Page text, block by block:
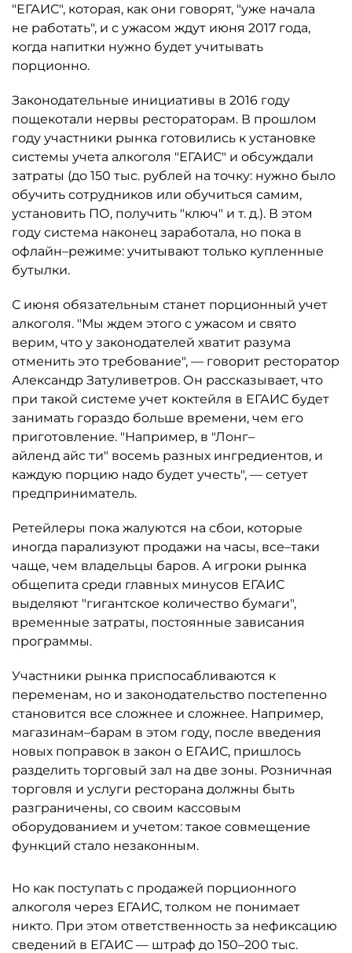
"ЕГАИС", которая, как они говорят, "уже начала
не работать", и с ужасом ждут июня 2017 года,
когда напитки нужно будет учитывать
порционно.
Законодательные инициативы в 2016 году
пощекотали нервы рестораторам. В прошлом
году участники рынка готовились к установке
системы учета алкоголя "ЕГАИС" и обсуждали
затраты (до 150 тыс. рублей на точку: нужно было
обучить сотрудников или обучиться самим,
установить ПО, получить "ключ" и т. д.). В этом
году система наконец заработала, но пока в
офлайн–режиме: учитывают только купленные
бутылки.
С июня обязательным станет порционный учет
алкоголя. "Мы ждем этого с ужасом и свято
верим, что у законодателей хватит разума
отменить это требование", — говорит ресторатор
Александр Затуливетров. Он рассказывает, что
при такой системе учет коктейля в ЕГАИС будет
занимать гораздо больше времени, чем его
приготовление. "Например, в "Лонг–
айленд айс ти" восемь разных ингредиентов, и
каждую порцию надо будет учесть", — сетует
предприниматель.
Ретейлеры пока жалуются на сбои, которые
иногда парализуют продажи на часы, все–таки
чаще, чем владельцы баров. А игроки рынка
общепита среди главных минусов ЕГАИС
выделяют "гигантское количество бумаги",
временные затраты, постоянные зависания
программы.
Участники рынка приспосабливаются к
переменам, но и законодательство постепенно
становится все сложнее и сложнее. Например,
магазинам–барам в этом году, после введения
новых поправок в закон о ЕГАИС, пришлось
разделить торговый зал на две зоны. Розничная
торговля и услуги ресторана должны быть
разграничены, со своим кассовым
оборудованием и учетом: такое совмещение
функций стало незаконным.
Но как поступать с продажей порционного
алкоголя через ЕГАИС, толком не понимает
никто. При этом ответственность за нефиксацию
сведений в ЕГАИС — штраф до 150–200 тыс.